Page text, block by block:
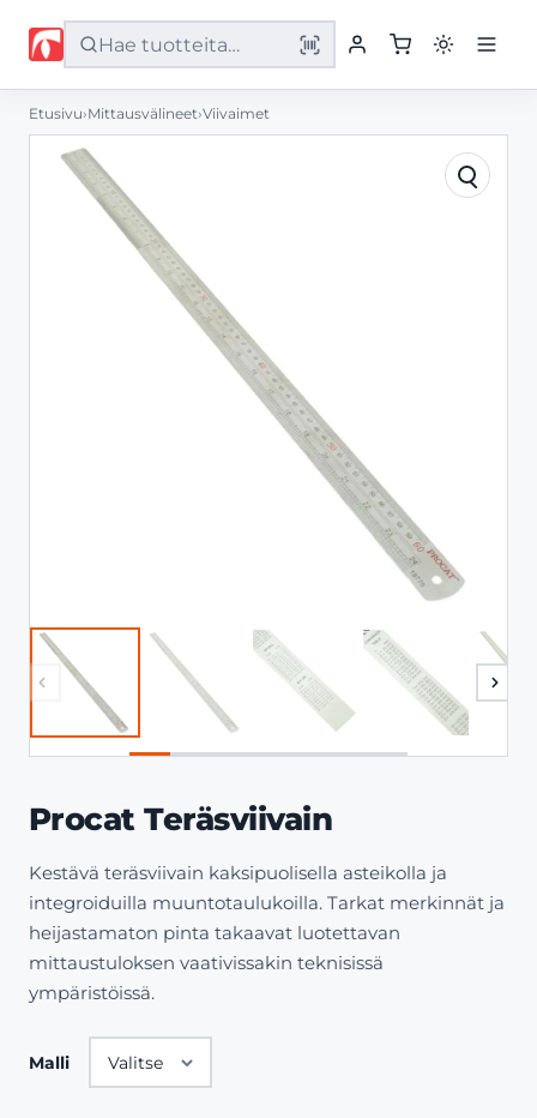
Etusivu
Tuotteet
Etusivu›Mittausvälineet›Viivaimet
Procat Teräsviivain
Kestävä teräsviivain kaksipuolisella asteikolla ja
integroiduilla muuntotaulukoilla. Tarkat merkinnät ja
heijastamaton pinta takaavat luotettavan
mittaustuloksen vaativissakin teknisissä
ympäristöissä.
Malli